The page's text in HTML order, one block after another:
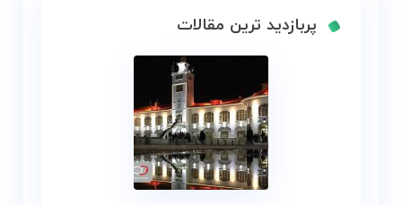
پربازدید ترین مقالات